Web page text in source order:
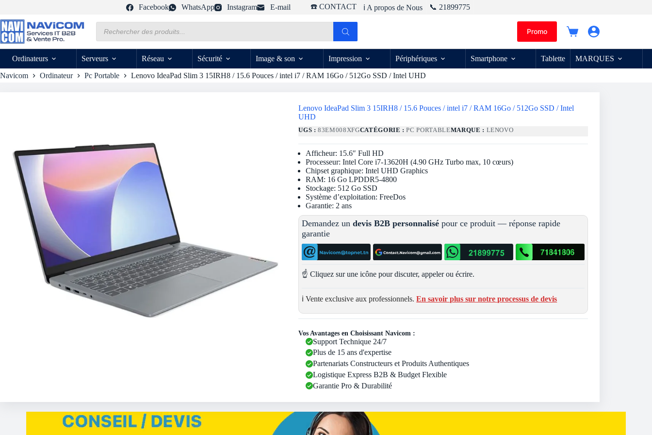
contenu
Facebook WhatsApp Instagram E-mail ☎️ CONTACT ℹ️ A propos de Nous 📞 21899775
produits
Promo
Panier
Ordinateurs
Serveurs Réseau Sécurité Image & son Impression Périphériques Smartphone Tablette MARQUES
Navicom Ordinateur Pc Portable Lenovo IdeaPad Slim 3 15IRH8 / 15.6 Pouces / intel i7 / RAM 16Go / 512Go SSD / Intel UHD
Lenovo IdeaPad Slim 3 15IRH8 / 15.6 Pouces / intel i7 / RAM 16Go / 512Go SSD / Intel
UHD
UGS :83EM008XFGCATÉGORIE :PC PORTABLEMARQUE : LENOVO
Afficheur: 15.6″ Full HD
Processeur: Intel Core i7-13620H (4.90 GHz Turbo max, 10 cœurs)
Chipset graphique: Intel UHD Graphics
RAM: 16 Go LPDDR5-4800
Stockage: 512 Go SSD
Système d’exploitation: FreeDos
Garantie: 2 ans
Demandez undevis B2B personnalisé pour ce produit — réponse rapide
garantie
☝️ Cliquez sur une icône pour discuter, appeler ou écrire.
ℹ️ Vente exclusive aux professionnels.En savoir plus sur notre processus de devis
Vos Avantages en Choisissant Navicom :
Support Technique 24/7
Plus de 15 ans d'expertise
Partenariats Constructeurs et Produits Authentiques
Logistique Express B2B & Budget Flexible
Garantie Pro & Durabilité